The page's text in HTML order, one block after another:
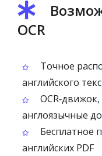
OCR
Точное
английского
англоязычные
Бесплатное
английских PDF